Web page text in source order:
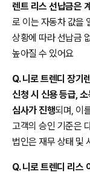
렌트 리스 선납금은
로 이는 자동차 값을
상황에 따라 선납금
높아질 수 있어요
Q. 니로 트렌디 장기
신청 시 신용 등급,
심사가 진행되며, 이
고객의 승인 기준은
법인은 재무 상태 및
Q. 니로 트렌디 리스